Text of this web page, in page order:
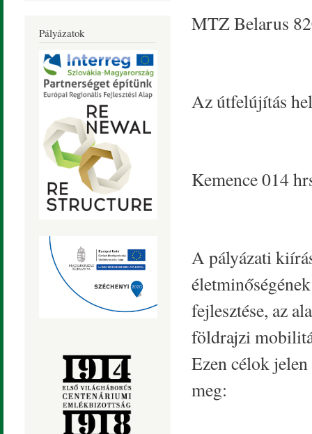
Pályázatok
MTZ Belarus
Az útfelújítás
Kemence 014
A pályázati
fejlesztése, az
földrajzi
Ezen célok
meg: